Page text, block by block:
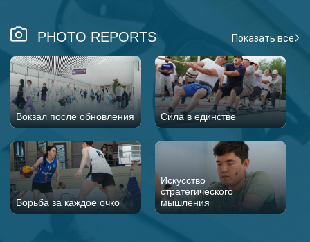
PHOTO REPORTS Показать все
Вокзал после обновления Сила в единстве
Борьба за каждое очко
Искусство
стратегического
мышления